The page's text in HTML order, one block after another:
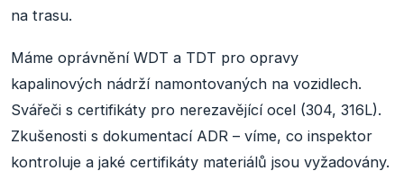
na trasu.
Máme oprávnění WDT a TDT pro opravy
kapalinových nádrží namontovaných na vozidlech.
Svářeči s certifikáty pro nerezavějící ocel (304, 316L).
Zkušenosti s dokumentací ADR – víme, co inspektor
kontroluje a jaké certifikáty materiálů jsou vyžadovány.